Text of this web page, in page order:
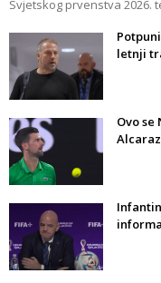
Svjetskog prvenstva 2026.
letnji
Ovo se